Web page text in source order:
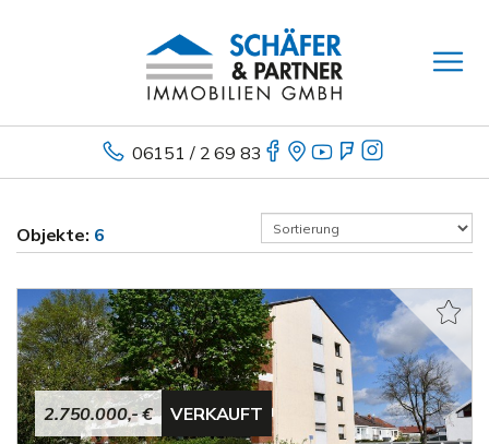
06151 / 2 69 83
Objekte: 6
2.750.000,- € VERKAUFT